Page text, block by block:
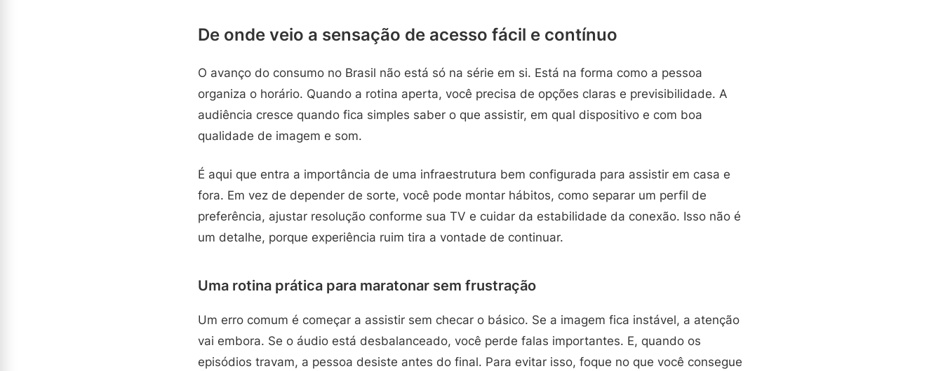
De onde veio a sensação de acesso fácil e contínuo
O avanço do consumo no Brasil não está só na série em si. Está na forma como a pessoa
organiza o horário. Quando a rotina aperta, você precisa de opções claras e previsibilidade. A
audiência cresce quando fica simples saber o que assistir, em qual dispositivo e com boa
qualidade de imagem e som.
É aqui que entra a importância de uma infraestrutura bem configurada para assistir em casa e
fora. Em vez de depender de sorte, você pode montar hábitos, como separar um perfil de
preferência, ajustar resolução conforme sua TV e cuidar da estabilidade da conexão. Isso não é
um detalhe, porque experiência ruim tira a vontade de continuar.
Uma rotina prática para maratonar sem frustração
Um erro comum é começar a assistir sem checar o básico. Se a imagem fica instável, a atenção
vai embora. Se o áudio está desbalanceado, você perde falas importantes. E, quando os
episódios travam, a pessoa desiste antes do final. Para evitar isso, foque no que você consegue